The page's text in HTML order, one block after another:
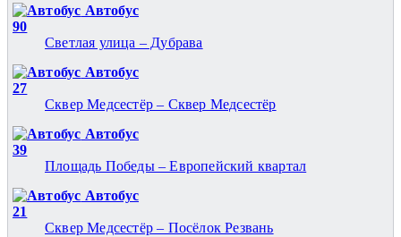
Автобус
90
Светлая улица – Дубрава
Автобус
27
Сквер Медсестёр – Сквер Медсестёр
Автобус
39
Площадь Победы – Европейский квартал
Автобус
21
Сквер Медсестёр – Посёлок Резвань